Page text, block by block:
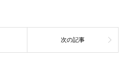
次の記事